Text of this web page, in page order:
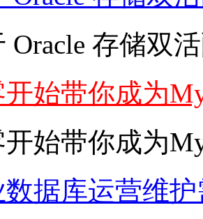
Oracle 存储双
开始带你成为
开始带你成为
数据库运营维